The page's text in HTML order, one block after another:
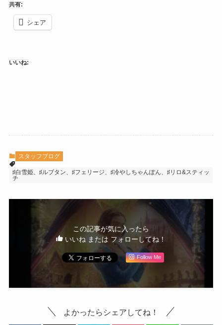
共有:
シェア
いいね:
スタッフブログ
♯白雪姫、♯ルブタン、♯フェリージ、♯冷やしちゃんぽん、♯リロ&スティッ
チ
この記事が気に入ったら
いいね または フォローしてね！
Follow Me
よかったらシェアしてね！